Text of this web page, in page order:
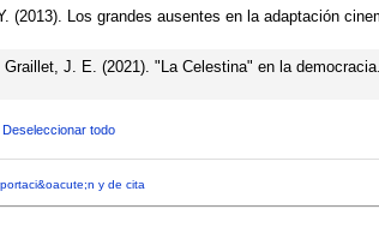
(2013). Los grandes ausentes en la adaptación
J. E. (2021). "La Celestina" en la
Deseleccionar todo
y de cita